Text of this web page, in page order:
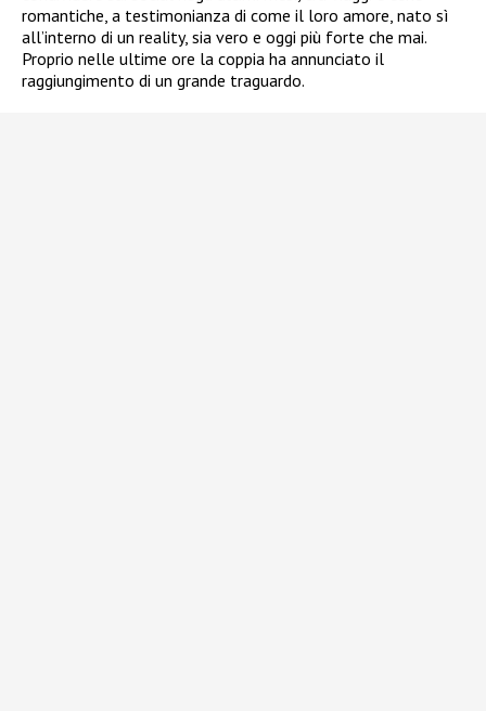
romantiche, a testimonianza di come il loro amore, nato sì
all’interno di un reality, sia vero e oggi più forte che mai.
Proprio nelle ultime ore la coppia ha annunciato il
raggiungimento di un grande traguardo.